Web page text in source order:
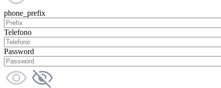
phone_prefix
Telefono
Password